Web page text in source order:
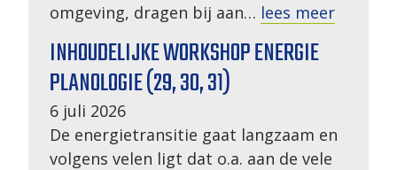
omgeving, dragen bij aan… lees meer
INHOUDELIJKE WORKSHOP ENERGIE
PLANOLOGIE (29, 30, 31)
6 juli 2026
De energietransitie gaat langzaam en
volgens velen ligt dat o.a. aan de vele